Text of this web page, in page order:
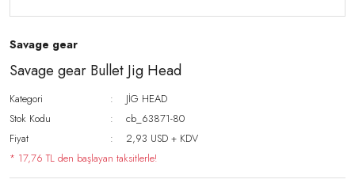
Savage gear
Savage gear Bullet Jig Head
Kategori
JİG HEAD
Stok Kodu
cb_63871-80
Fiyat
2,93 USD + KDV
* 17,76 TL den başlayan taksitlerle!